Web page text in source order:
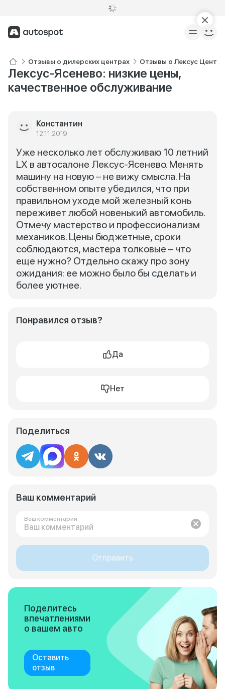
Отзывы о дилерских центрах Отзывы о Лексус Центр
Лексус-Ясенево: низкие цены,
качественное обслуживание
Константин
12.11.2019
Уже несколько лет обслуживаю 10 летний
LX в автосалоне Лексус-Ясенево. Менять
машину на новую – не вижу смысла. На
собственном опыте убедился, что при
правильном уходе мой железный конь
переживет любой новенький автомобиль.
Отмечу мастерство и профессионализм
механиков. Цены бюджетные, сроки
соблюдаются, мастера толковые – что
еще нужно? Отдельно скажу про зону
ожидания: ее можно было бы сделать и
более уютнее.
Понравился отзыв?
Да
Нет
Поделиться
Ваш комментарий
Ваш комментарий
Отправить
Поделитесь
впечатлениями
о вашем авто
Оставить
отзыв